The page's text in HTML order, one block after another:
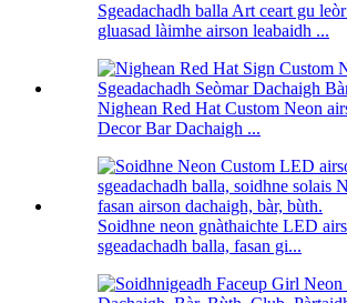
Sgeadachadh balla Art ceart gu
gluasad làimhe airson leabaidh ...
Nighean Red Hat Custom Neon
Decor Bar Dachaigh ...
Soidhne neon gnàthaichte LED
sgeadachadh balla, fasan gi...